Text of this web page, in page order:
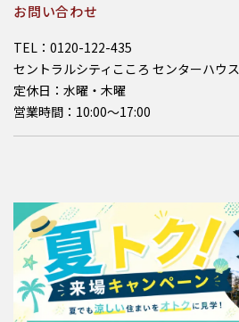
お問い合わせ
TEL：0120-122-435
セントラルシティこころ センターハウス
定休日：水曜・木曜
営業時間：10:00～17:00